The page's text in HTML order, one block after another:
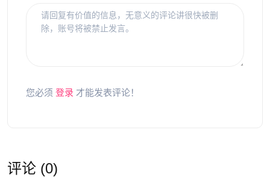
您必须 登录 才能发表评论！
评论 (0)